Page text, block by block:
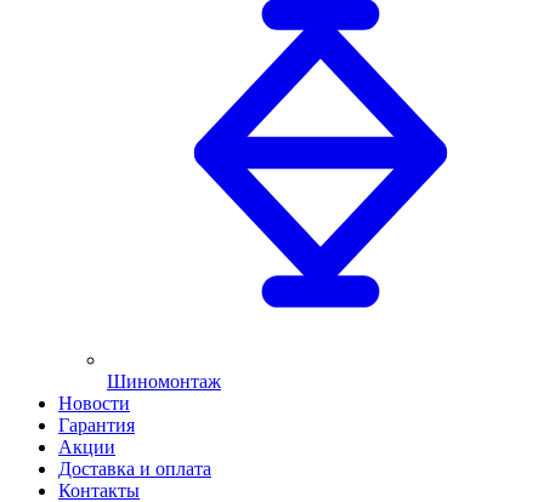
Шиномонтаж
Новости
Гарантия
Акции
Доставка и оплата
Контакты